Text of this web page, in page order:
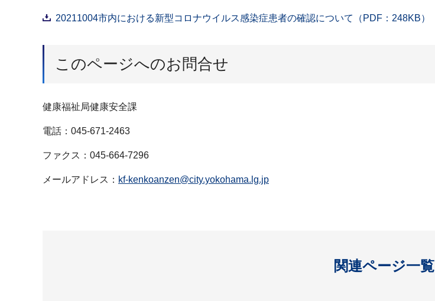
20211004市内における新型コロナウイルス感染症患者の確認について（PDF：248KB）
このページへのお問合せ
健康福祉局健康安全課
電話：045-671-2463
ファクス：045-664-7296
メールアドレス： kf-kenkoanzen@city.yokohama.lg.jp
関連ページ一覧
開く